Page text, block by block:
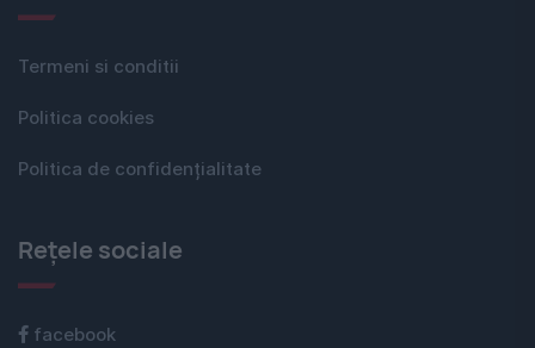
Termeni si conditii
Politica cookies
Politica de confidențialitate
Rețele sociale
facebook